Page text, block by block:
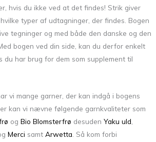
hvis du ikke ved at det findes! Strik giver
typer af udtagninger, der findes. Bogen
tegninger og med både den danske og den
bogen ved din side, kan du derfor enkelt
du har brug for dem som supplement til
vi mange garner, der kan indgå i bogens
kan vi nævne følgende garnkvaliteter som
og Bio Blomsterfrø desuden Yaku uld
Merci samt Arwetta . Så kom forbi